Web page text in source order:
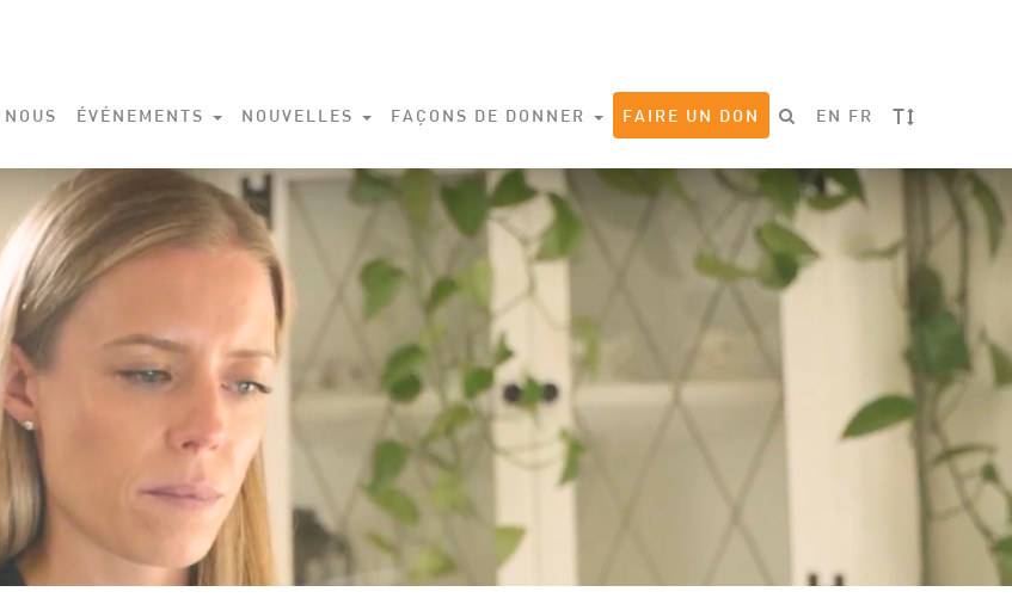
ÉVÉNEMENTS NOUVELLES FAÇONS DE DONNER FAIRE UN DON EN FR T